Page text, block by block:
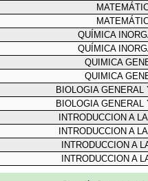
QUÍMICA
QUÍMICA
QUIMICA
QUIMICA
BIOLOGIA GENERAL
BIOLOGIA GENERAL
INTRODUCCION A
INTRODUCCION A
INTRODUCCION A
INTRODUCCION A